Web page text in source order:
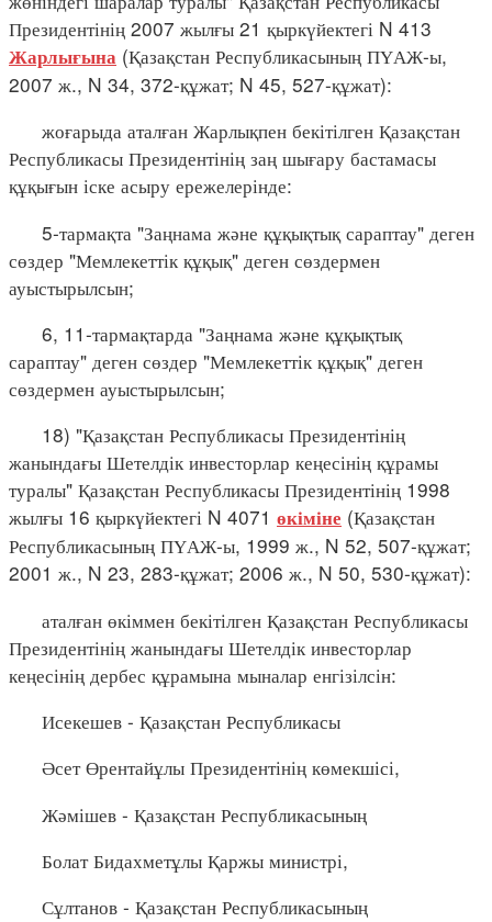
Президентінің 2007 жылғы 21 қыркүйектегі N 413
Жарлығына (Қазақстан Республикасының ПҮАЖ-ы,
2007 ж., N 34, 372-құжат; N 45, 527-құжат):
жоғарыда аталған Жарлықпен бекітілген Қазақстан
Республикасы Президентінің заң шығару бастамасы
құқығын іске асыру ережелерінде:
5-тармақта "Заңнама және құқықтық сараптау" деген
сөздер "Мемлекеттік құқық" деген сөздермен
ауыстырылсын;
6, 11-тармақтарда "Заңнама және құқықтық
сараптау" деген сөздер "Мемлекеттік құқық" деген
сөздермен ауыстырылсын;
18) "Қазақстан Республикасы Президентінің
жанындағы Шетелдік инвесторлар кеңесінің құрамы
туралы" Қазақстан Республикасы Президентінің 1998
жылғы 16 қыркүйектегі N 4071 өкіміне (Қазақстан
Республикасының ПҮАЖ-ы, 1999 ж., N 52, 507-құжат;
2001 ж., N 23, 283-құжат; 2006 ж., N 50, 530-құжат):
аталған өкіммен бекітілген Қазақстан Республикасы
Президентінің жанындағы Шетелдік инвесторлар
кеңесінің дербес құрамына мыналар енгізілсін:
Исекешев - Қазақстан Республикасы
Әсет Өрентайұлы Президентінің көмекшісі,
Жәмішев - Қазақстан Республикасының
Болат Бидахметұлы Қаржы министрі,
Сұлтанов - Қазақстан Республикасының